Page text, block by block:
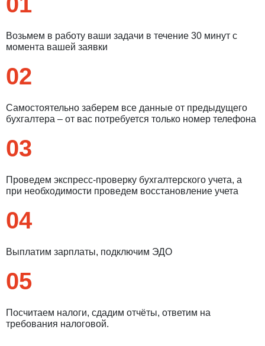
Возьмем в работу ваши задачи в течение 30 минут с
момента вашей заявки
02
Самостоятельно заберем все данные от предыдущего
бухгалтера – от вас потребуется только номер телефона
03
Проведем экспресс-проверку бухгалтерского учета, а
при необходимости проведем восстановление учета
04
Выплатим зарплаты, подключим ЭДО
05
Посчитаем налоги, сдадим отчёты, ответим на
требования налоговой.